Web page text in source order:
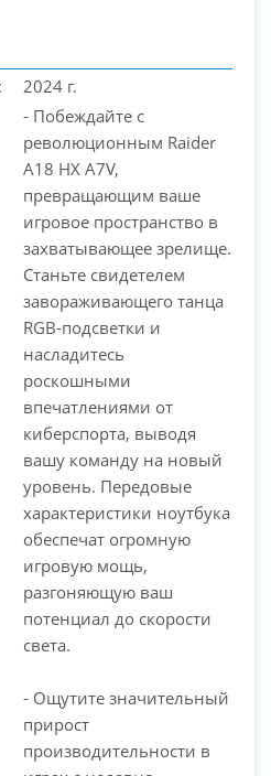
2024 г.
- Побеждайте с
революционным Raider
A18 HX A7V,
превращающим ваше
игровое пространство в
захватывающее зрелище.
Станьте свидетелем
завораживающего танца
RGB-подсветки и
насладитесь
роскошными
впечатлениями от
киберспорта, выводя
вашу команду на новый
уровень. Передовые
характеристики ноутбука
обеспечат огромную
игровую мощь,
разгоняющую ваш
потенциал до скорости
света.
- Ощутите значительный
прирост
производительности в